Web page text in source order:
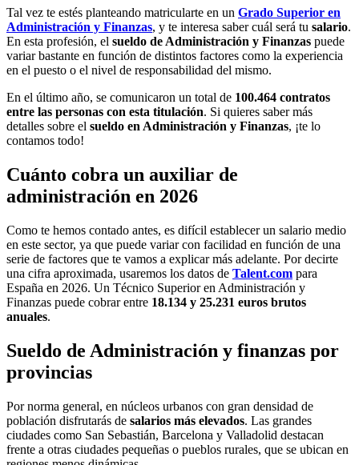
Tal vez te estés planteando matricularte en un Grado Superior en
Administración y Finanzas, y te interesa saber cuál será tu salario.
En esta profesión, el sueldo de Administración y Finanzas puede
variar bastante en función de distintos factores como la experiencia
en el puesto o el nivel de responsabilidad del mismo.
En el último año, se comunicaron un total de 100.464 contratos
entre las personas con esta titulación. Si quieres saber más
detalles sobre el sueldo en Administración y Finanzas, ¡te lo
contamos todo!
Cuánto cobra un auxiliar de
administración en 2026
Como te hemos contado antes, es difícil establecer un salario medio
en este sector, ya que puede variar con facilidad en función de una
serie de factores que te vamos a explicar más adelante. Por decirte
una cifra aproximada, usaremos los datos de Talent.com para
España en 2026. Un Técnico Superior en Administración y
Finanzas puede cobrar entre 18.134 y 25.231 euros brutos
anuales.
Sueldo de Administración y finanzas por
provincias
Por norma general, en núcleos urbanos con gran densidad de
población disfrutarás de salarios más elevados. Las grandes
ciudades como San Sebastián, Barcelona y Valladolid destacan
frente a otras ciudades pequeñas o pueblos rurales, que se ubican en